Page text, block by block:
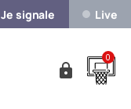
Je signale Live

0